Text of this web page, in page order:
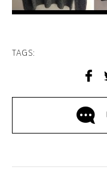
TAGS: